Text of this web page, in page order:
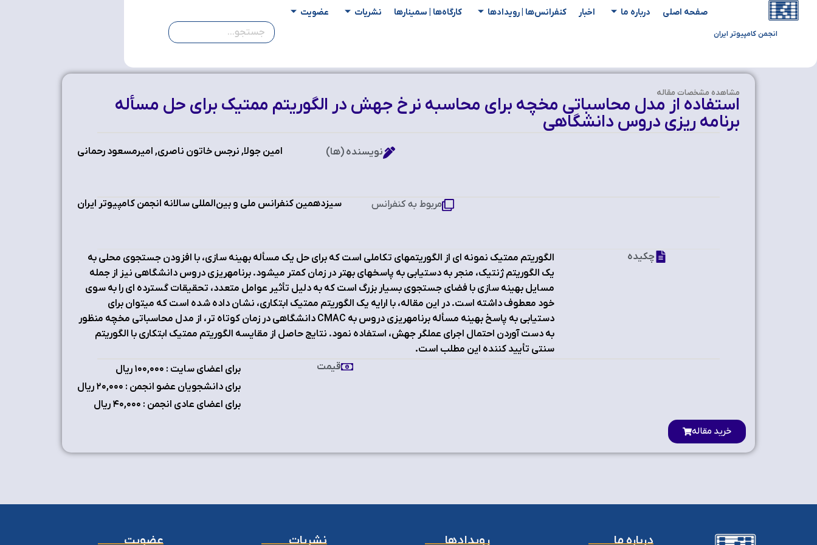
انجمن کامپیوتر ایران
صفحه اصلی درباره ما اخبار کنفرانس‌ها | رویدادها کارگاه‌ها | سمینار‌ها نشریات عضویت
مشاهده‌ مشخصات مقاله
استفاده از مدل محاسباتی مخچه براي محاسبه نرخ جهش در الگوریتم ممتیک براي حل مسأله
برنامه ریزي دروس دانشگاهی
امین جولا, نرجس خاتون ناصری, امیرمسعود رحمانی نویسنده (ها)
سیزدهمین کنفرانس ملی و بین‌المللی سالانه انجمن کامپیوتر ایران مربوط به کنفرانس
الگوریتم ممتیک نمونه اي از الگوریتمهاي تکاملی است که براي حل یک مسأله بهینه سازي، با افزودن جستجوي محلی به
یک الگوریتم ژنتیک، منجر به دستیابی به پاسخهاي بهتر در زمان کمتر میشود. برنامهریزي دروس دانشگاهی نیز از جمله
مسایل بهینه سازي با فضاي جستجوي بسیار بزرگ است که به دلیل تأثیر عوامل متعدد، تحقیقات گسترده اي را به سوي
خود معطوف داشته است. در این مقاله، با ارایه یک الگوریتم ممتیک ابتکاري، نشان داده شده است که میتوان براي
دستیابی به پاسخ بهینه مسأله برنامهریزي دروس به CMAC دانشگاهی در زمان کوتاه تر، از مدل محاسباتی مخچه منظور
به دست آوردن احتمال اجراي عملگر جهش، استفاده نمود. نتایج حاصل از مقایسه الگوریتم ممتیک ابتکاري با الگوریتم
سنتی تأیید کننده این مطلب است.
چکیده
برای اعضای سایت : ۱٠٠,٠٠٠ ریال
برای دانشجویان عضو انجمن : ۲٠,٠٠٠ ریال
برای اعضای عادی انجمن : ۴٠,٠٠٠ ریال
قیمت
خرید مقاله
درباره ما رویدادها نشریات عضویت